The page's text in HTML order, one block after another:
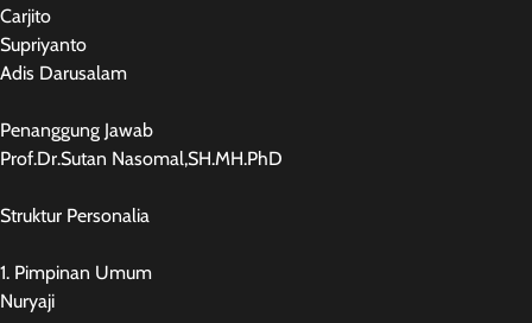
Carjito
Supriyanto
Adis Darusalam
Penanggung Jawab
Prof.Dr.Sutan Nasomal,SH.MH.PhD
Struktur Personalia
1. Pimpinan Umum
Nuryaji